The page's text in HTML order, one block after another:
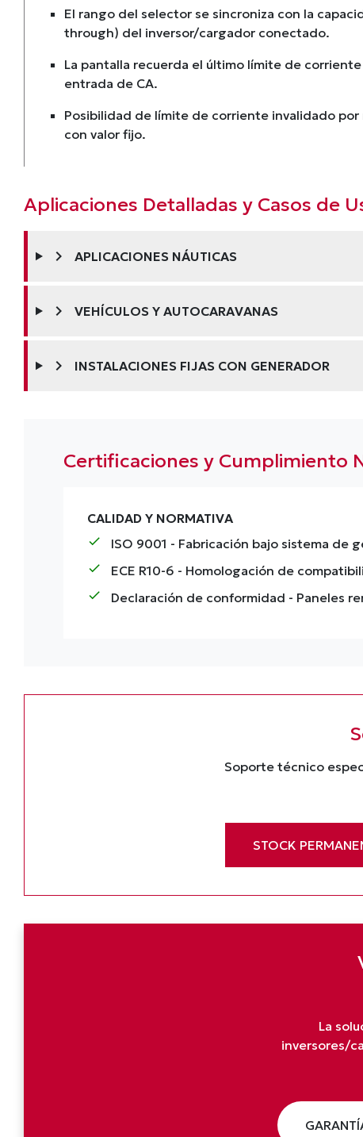
El rango del selector se sincroniza con la
through) del inversor/cargador conectado.
La pantalla recuerda el último límite de
entrada de CA.
Posibilidad de límite de corriente invalidado por
con valor fijo.
Aplicaciones Detalladas y Casos de
chevron_right APLICACIONES NÁUTICAS
chevron_right VEHÍCULOS Y AUTOCARAVANAS
chevron_right INSTALACIONES FIJAS CON GENERADOR
Certificaciones y Cumplimiento
CALIDAD Y NORMATIVA
check ISO 9001 - Fabricación bajo sistema de
check ECE R10-6 - Homologación de
check Declaración de conformidad - Paneles
Soporte técnico
STOCK
La
inversores/